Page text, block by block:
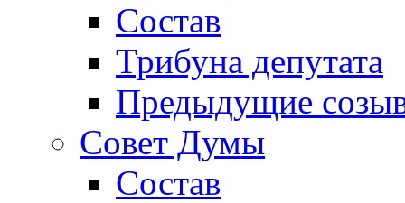
Состав
Трибуна депутата
Предыдущие
Совет Думы
Состав